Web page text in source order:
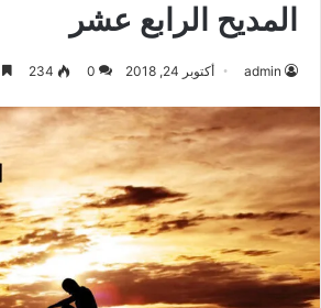
المديح الرابع عشر
admin أكتوبر 24, 2018 0
234